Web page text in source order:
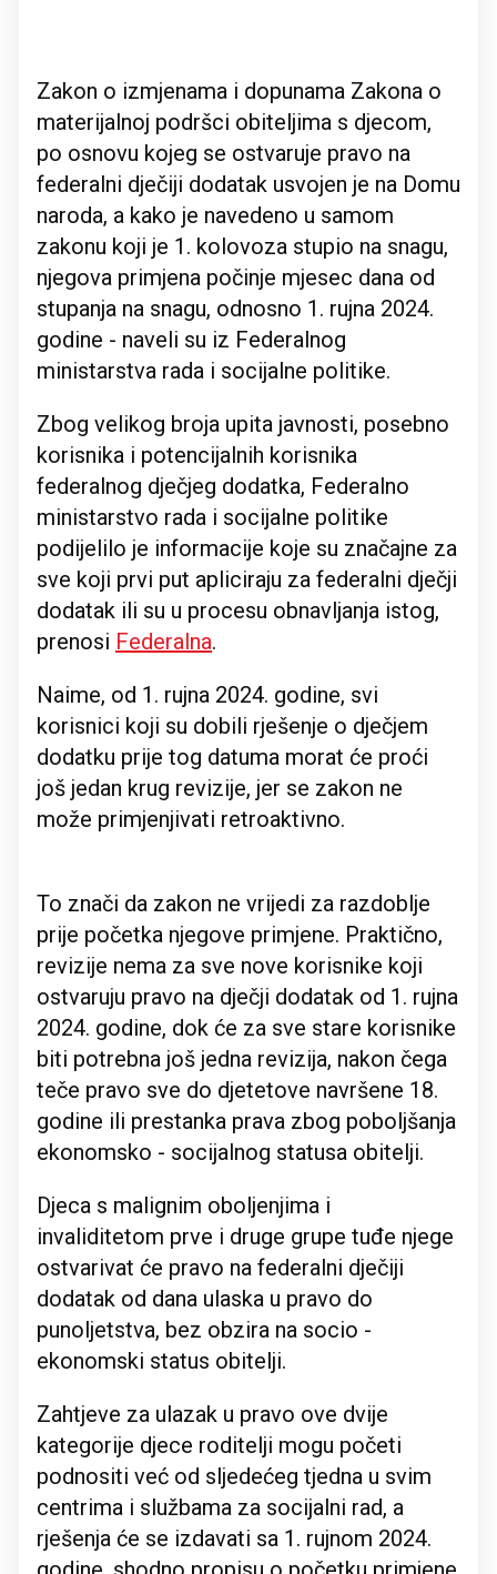
Zakon o izmjenama i dopunama Zakona o
materijalnoj podršci obiteljima s djecom,
po osnovu kojeg se ostvaruje pravo na
federalni dječiji dodatak usvojen je na Domu
naroda, a kako je navedeno u samom
zakonu koji je 1. kolovoza stupio na snagu,
njegova primjena počinje mjesec dana od
stupanja na snagu, odnosno 1. rujna 2024.
godine - naveli su iz Federalnog
ministarstva rada i socijalne politike.
Zbog velikog broja upita javnosti, posebno
korisnika i potencijalnih korisnika
federalnog dječjeg dodatka, Federalno
ministarstvo rada i socijalne politike
podijelilo je informacije koje su značajne za
sve koji prvi put apliciraju za federalni dječji
dodatak ili su u procesu obnavljanja istog,
prenosi Federalna.
Naime, od 1. rujna 2024. godine, svi
korisnici koji su dobili rješenje o dječjem
dodatku prije tog datuma morat će proći
još jedan krug revizije, jer se zakon ne
može primjenjivati retroaktivno.
To znači da zakon ne vrijedi za razdoblje
prije početka njegove primjene. Praktično,
revizije nema za sve nove korisnike koji
ostvaruju pravo na dječji dodatak od 1. rujna
2024. godine, dok će za sve stare korisnike
biti potrebna još jedna revizija, nakon čega
teče pravo sve do djetetove navršene 18.
godine ili prestanka prava zbog poboljšanja
ekonomsko - socijalnog statusa obitelji.
Djeca s malignim oboljenjima i
invaliditetom prve i druge grupe tuđe njege
ostvarivat će pravo na federalni dječiji
dodatak od dana ulaska u pravo do
punoljetstva, bez obzira na socio -
ekonomski status obitelji.
Zahtjeve za ulazak u pravo ove dvije
kategorije djece roditelji mogu početi
podnositi već od sljedećeg tjedna u svim
centrima i službama za socijalni rad, a
rješenja će se izdavati sa 1. rujnom 2024.